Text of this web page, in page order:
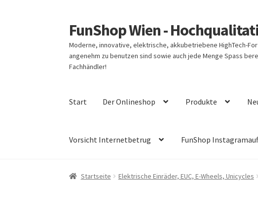
Zur
Navigation
springen
Zum
Inhalt
springen
FunShop Wien -
Moderne, innovative, elektrische, akkubetriebene HighTech-
angenehm zu benutzen sind sowie auch jede Menge Spass
Fachhändler!
Start Der Onlineshop Produkte
Vorsicht Internetbetrug FunShop
Startseite Elektrische Einräder, EUC, E-Wheels, Unicycles